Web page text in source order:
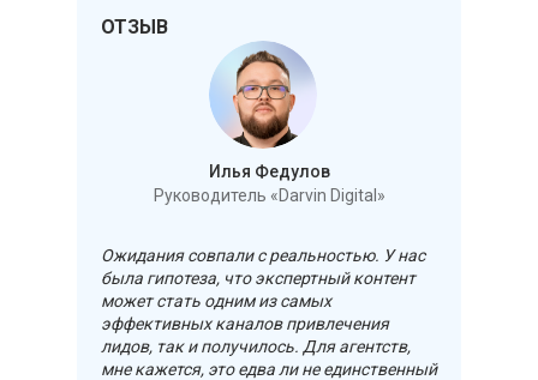
ОТЗЫВ
Ожидания совпали с реальностью. У нас
была гипотеза, что экспертный контент
может стать одним из самых
эффективных каналов привлечения
лидов, так и получилось. Для агентств,
мне кажется, это едва ли не единственный
Илья Федулов
Руководитель «Darvin Digital»